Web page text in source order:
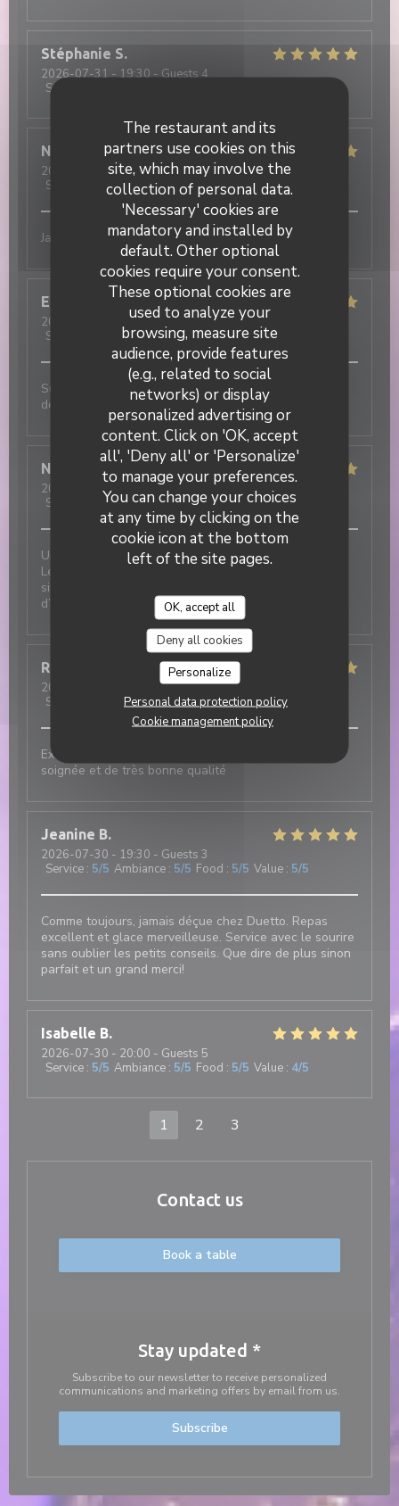
The restaurant and its
partners use cookies on this
site, which may involve the
collection of personal data.
'Necessary' cookies are
mandatory and installed by
default. Other optional
cookies require your consent.
These optional cookies are
used to analyze your
browsing, measure site
audience, provide features
(e.g., related to social
networks) or display
personalized advertising or
content. Click on 'OK, accept
all', 'Deny all' or 'Personalize'
to manage your preferences.
You can change your choices
at any time by clicking on the
cookie icon at the bottom
left of the site pages.
OK, accept all
Deny all cookies
Personalize
Personal data protection policy
Cookie management policy
Stéphanie S
2026-07-31- 19:30 - Guests 4
Service
Nathan
2026-07-31- 20:15 - Guests 3
Service
/5 Ambiance:5/5 Food:5/5 Value:
Jamais déçu !! Excellent
Elisa
2026-07-31
- 19:30 - Guests 3
Service
Ambiance:5/5 Food:5/5 Value
Super ambiance, service impeccable et tout est
délicieux !!!
Nicolas
T
2026-07-31- 12:30 - Guests 2
Service
/5 Ambiance: 5/5 Food: 5/5 Value:5
Une excellente adresse italienne au cœur du village !
Les plats sont délicieux et le service est tout
simplement incroyable : chaleureux, attentionné et
d’une grande gentillesse.
Robert
2026-07-31
- 12:00 - Guests 3
Service
Ambiance:5/5 Food:5/5 Value:
Excellent et authentique restaurant italien. Cuisine
soignée et de très bonne qualité
Jeanine B
2026-07-30 - 19:30 - Guests 3
Service : 5/5 Ambiance : 5/5 Food : 5/5 Value : 5/5
Comme toujours, jamais déçue chez Duetto. Repas
excellent et glace merveilleuse. Service avec le sourire
sans oublier les petits conseils. Que dire de plus sinon
parfait et un grand merci!
Isabelle B
2026-07-30 - 20:00 - Guests 5
Service : 5/5 Ambiance : 5/5 Food : 5/5 Value : 4/5
1 2 3
Contact us
Book a table
Stay updated *
Subscribe to our newsletter to receive personalized
communications and marketing offers by email from us.
Subscribe
DUETTO